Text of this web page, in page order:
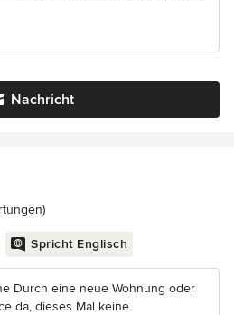
Nachricht
4.9 von 5 Sternen
Spricht Englisch
Durch eine neue Wohnung oder
da, dieses Mal keine